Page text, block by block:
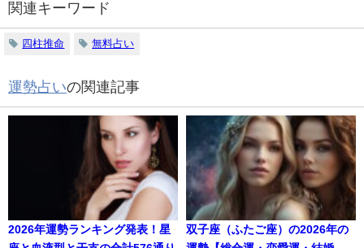
関連キーワード
四柱推命 無料占い
運勢占いの関連記事
2026年運勢ランキング発表！星
双子座（ふたご座）の2026年の